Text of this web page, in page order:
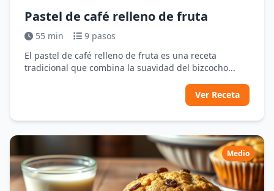
Pastel de café relleno de fruta
55 min
9 pasos
El pastel de café relleno de fruta es una receta
tradicional que combina la suavidad del bizcocho...
Ver Receta
Medio